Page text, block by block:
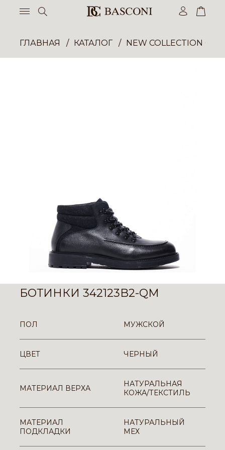
ГЛАВНАЯ КАТАЛОГ NEW COLLECTION
БОТИНКИ 342123B2-QM
ПОЛ МУЖСКОЙ
ЦВЕТ ЧЕРНЫЙ
МАТЕРИАЛ ВЕРХА
НАТУРАЛЬНАЯ
КОЖА/ТЕКСТИЛЬ
МАТЕРИАЛ
ПОДКЛАДКИ
НАТУРАЛЬНЫЙ
МЕХ